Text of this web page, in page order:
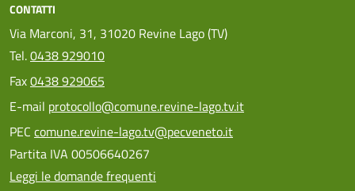
CONTATTI
Via Marconi, 31, 31020 Revine Lago (TV)
Tel.0438 929010
Fax0438 929065
E-mail protocollo@comune.revine-lago.tv.it
PEC comune.revine-lago.tv@pecveneto.it
Partita IVA 00506640267
Leggi le domande frequenti